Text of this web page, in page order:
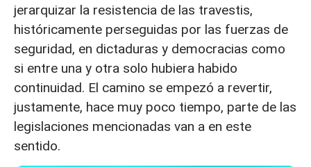
jerarquizar la resistencia de las travestis,
históricamente perseguidas por las fuerzas de
seguridad, en dictaduras y democracias como
si entre una y otra solo hubiera habido
continuidad. El camino se empezó a revertir,
justamente, hace muy poco tiempo, parte de las
legislaciones mencionadas van a en este
sentido.